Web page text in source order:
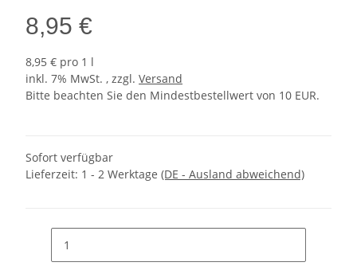
8,95 €
8,95 € pro 1 l
inkl. 7% MwSt. , zzgl. Versand
Bitte beachten Sie den Mindestbestellwert von 10 EUR.
Sofort verfügbar
Lieferzeit: 1 - 2 Werktage (DE - Ausland abweichend)